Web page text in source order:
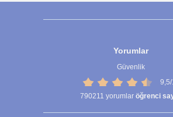
Yorumlar
Güvenlik
9,5/
790211 yorumlar öğrenci